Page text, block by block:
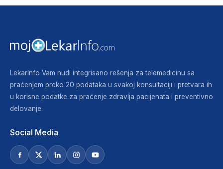
LekarInfo Vam nudi integrisano rešenja za telemedicinu sa
praćenjem preko 20 podataka u svakoj konsultaciji i pretvara ih
u korisne podatke za praćenje zdravlja pacijenata i preventivno
delovanje.
Social Media